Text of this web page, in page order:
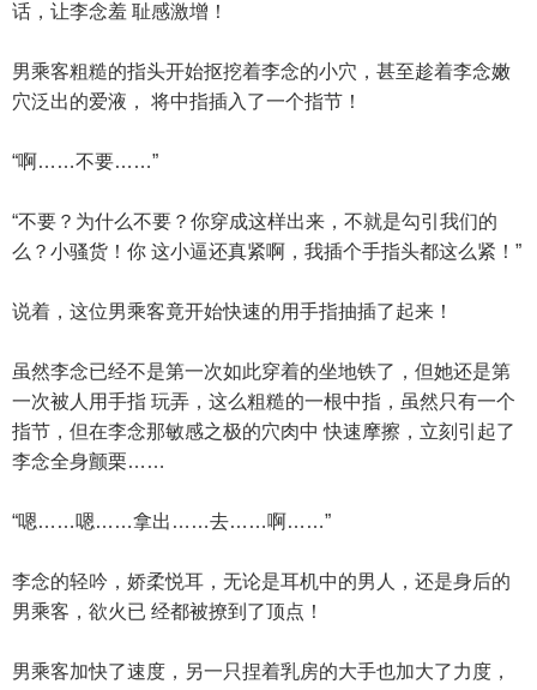
话，让李念羞 耻感激增！
男乘客粗糙的指头开始抠挖着李念的小穴，甚至趁着李念嫩
穴泛出的爱液， 将中指插入了一个指节！
“啊……不要……”
“不要？为什么不要？你穿成这样出来，不就是勾引我们的
么？小骚货！你 这小逼还真紧啊，我插个手指头都这么紧！”
说着，这位男乘客竟开始快速的用手指抽插了起来！
虽然李念已经不是第一次如此穿着的坐地铁了，但她还是第
一次被人用手指 玩弄，这么粗糙的一根中指，虽然只有一个
指节，但在李念那敏感之极的穴肉中 快速摩擦，立刻引起了
李念全身颤栗……
“嗯……嗯……拿出……去……啊……”
李念的轻吟，娇柔悦耳，无论是耳机中的男人，还是身后的
男乘客，欲火已 经都被撩到了顶点！
男乘客加快了速度，另一只捏着乳房的大手也加大了力度，